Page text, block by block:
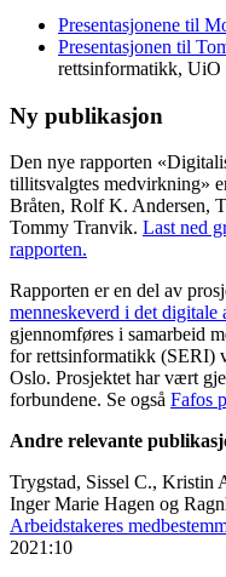
Presentasjonene til
Presentasjonen til
rettsinformatikk, UiO
Ny publikasjon
Den nye rapporten
tillitsvalgtes medvirkning»
Bråten, Rolf K. Andersen,
Tommy Tranvik. Last ned
rapporten.
Rapporten er en del av
menneskeverd i det digitale
gjennomføres i samarbeid
for rettsinformatikk (SERI)
Oslo. Prosjektet har vært
forbundene. Se også Fafos
Andre relevante
Trygstad, Sissel C., Kristin
Inger Marie Hagen og
Arbeidstakeres
2021:10